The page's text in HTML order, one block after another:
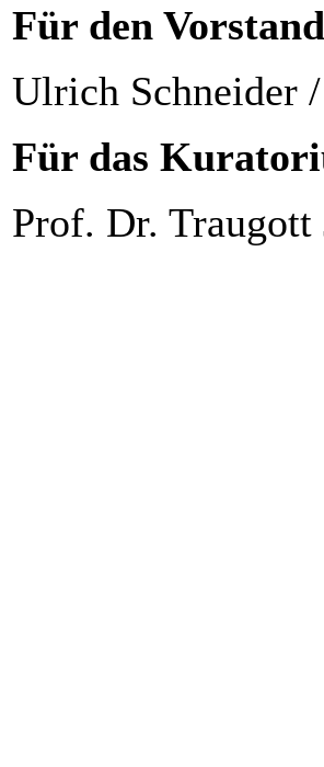
Für den
Ulrich Schneider
Für das
Prof. Dr. Traugott